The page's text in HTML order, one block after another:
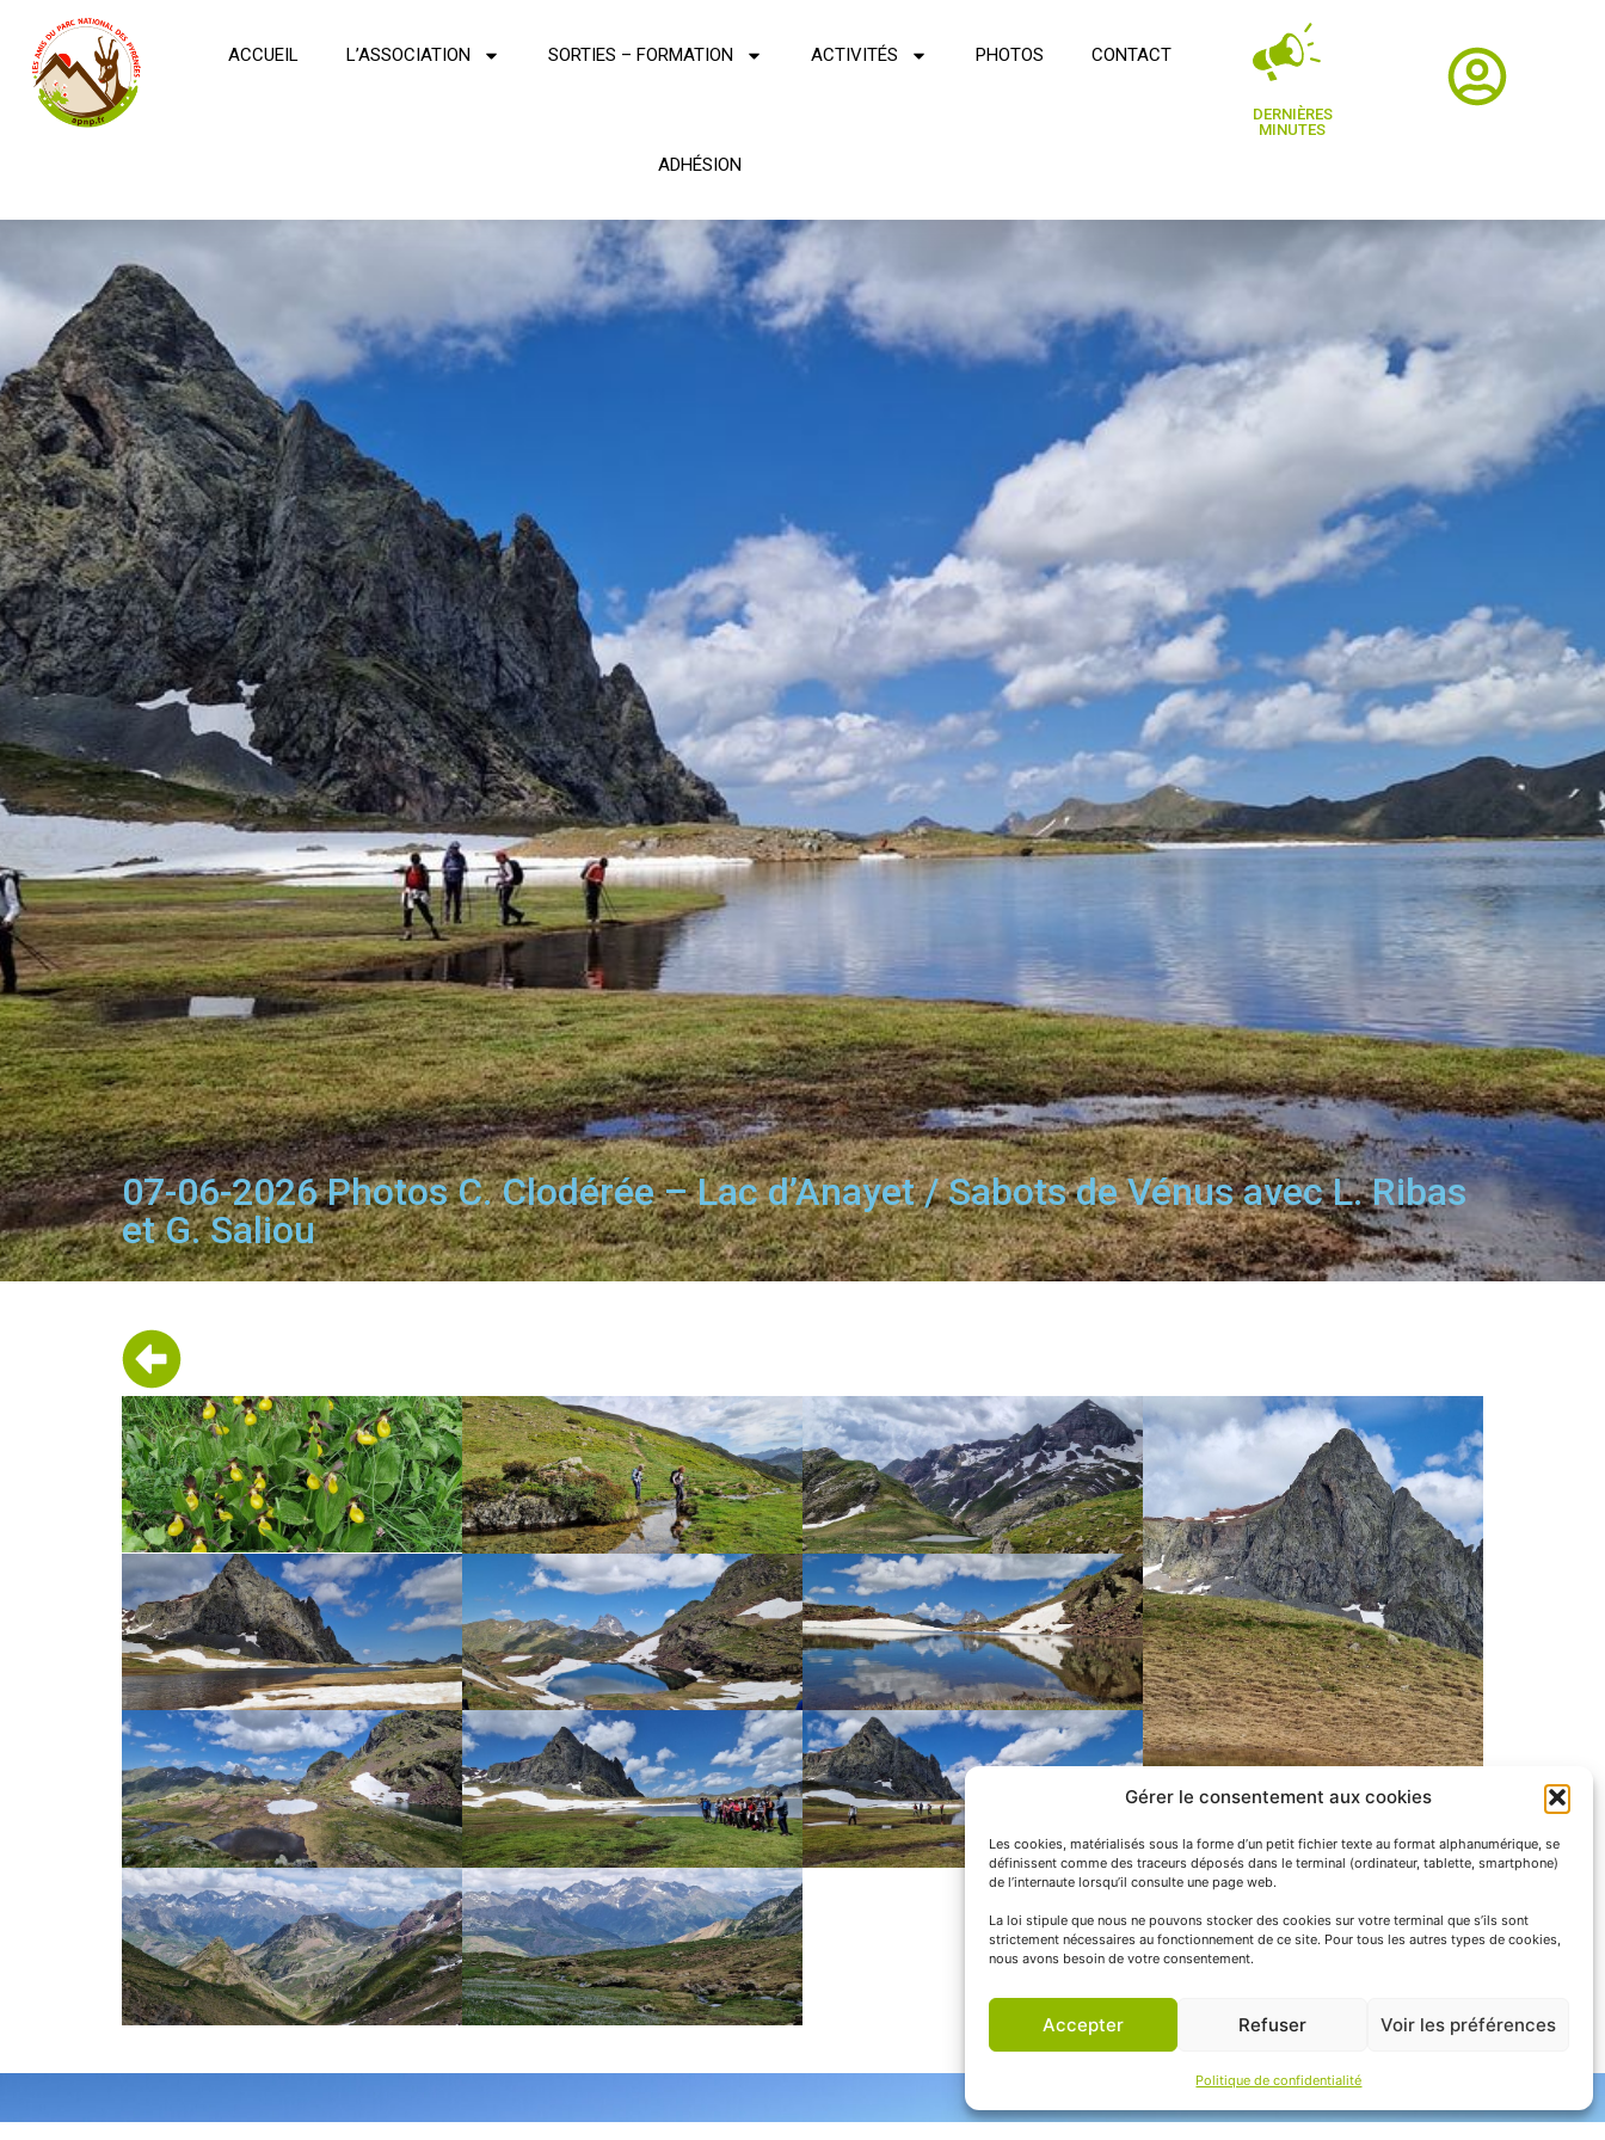
Gérer le consentement aux cookies
Les cookies, matérialisés sous la forme d’un petit fichier texte au format alphanumérique, se
définissent comme des traceurs déposés dans le terminal (ordinateur, tablette, smartphone)
de l’internaute lorsqu’il consulte une page web.
La loi stipule que nous ne pouvons stocker des cookies sur votre terminal que s’ils sont
strictement nécessaires au fonctionnement de ce site. Pour tous les autres types de cookies,
nous avons besoin de votre consentement.
Accepter Refuser Voir les préférences
Politique de confidentialité
ACCUEIL L’ASSOCIATION SORTIES – FORMATION ACTIVITÉS PHOTOS CONTACT
ADHÉSION
DERNIÈRES
MINUTES
07-06-2026 Photos C. Clodérée – Lac d’Anayet / Sabots de Vénus avec L. Ribas
et G. Saliou